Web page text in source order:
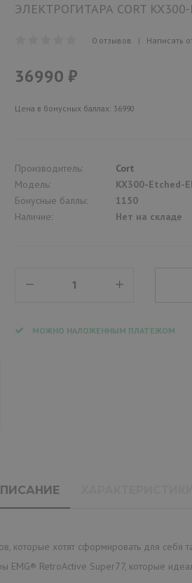
ЭЛЕКТРОГИТАРА CORT KX300-
0 отзывов | Написать
36990 ₽
Цена в бонусных баллах: 36990
Производитель:
Cort
Модель:
KX300-Etched-
Бонусные баллы:
1150
Наличие:
Нет на складе
МОЖНО НАЛОЖЕННЫМ ПЛАТЕЖОМ
которые хотят сформировать для
EMG® RetroActive Super77, которые